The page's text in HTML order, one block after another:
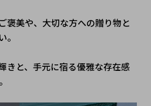
褒美や、大切な方への贈り物と
。
きと、手元に宿る優雅な存在感